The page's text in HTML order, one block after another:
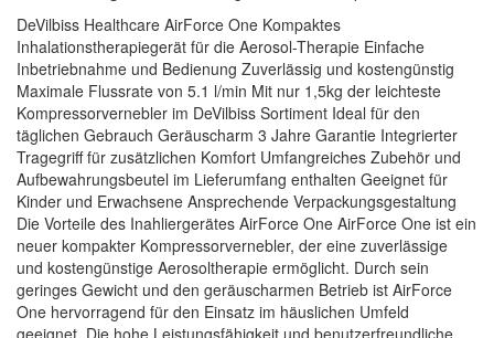
DeVilbiss Healthcare AirForce One Kompaktes
Inhalationstherapiegerät für die Aerosol-Therapie Einfache
Inbetriebnahme und Bedienung Zuverlässig und kostengünstig
Maximale Flussrate von 5.1 l/min Mit nur 1,5kg der leichteste
Kompressorvernebler im DeVilbiss Sortiment Ideal für den
täglichen Gebrauch Geräuscharm 3 Jahre Garantie Integrierter
Tragegriff für zusätzlichen Komfort Umfangreiches Zubehör und
Aufbewahrungsbeutel im Lieferumfang enthalten Geeignet für
Kinder und Erwachsene Ansprechende Verpackungsgestaltung
Die Vorteile des Inahliergerätes AirForce One AirForce One ist ein
neuer kompakter Kompressorvernebler, der eine zuverlässige
und kostengünstige Aerosoltherapie ermöglicht. Durch sein
geringes Gewicht und den geräuscharmen Betrieb ist AirForce
One hervorragend für den Einsatz im häuslichen Umfeld
geeignet. Die hohe Leistungsfähigkeit und benutzerfreundliche